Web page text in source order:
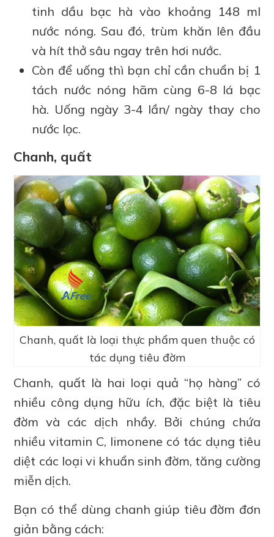
tinh dầu bạc hà vào khoảng 148 ml
nước nóng. Sau đó, trùm khăn lên đầu
và hít thở sâu ngay trên hơi nước.
Còn để uống thì bạn chỉ cần chuẩn bị 1
tách nước nóng hãm cùng 6-8 lá bạc
hà. Uống ngày 3-4 lần/ ngày thay cho
nước lọc.
Chanh, quất
Chanh, quất là loại thực phẩm quen thuộc có
tác dụng tiêu đờm
Chanh, quất là hai loại quả “họ hàng” có
nhiều công dụng hữu ích, đặc biệt là tiêu
đờm và các dịch nhầy. Bởi chúng chứa
nhiều vitamin C, limonene có tác dụng tiêu
diệt các loại vi khuẩn sinh đờm, tăng cường
miễn dịch.
Bạn có thể dùng chanh giúp tiêu đờm đơn
giản bằng cách: